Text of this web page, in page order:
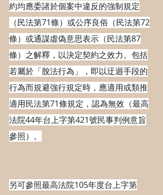
約均應委諸於個案中違反的強制規定
（民法第71條）或公序良俗（民法第72
條）或通謀虛偽意思表示（民法第87
條）之解釋，以決定契約之效力。包括
若屬於「脫法行為」，即以迂迴手段的
行為而規避強行規定時，應適用或類推
適用民法第71條規定，認為無效（最高
法院44年台上字第421號民事判例意旨
參照）。
另可參照最高法院105年度台上字第